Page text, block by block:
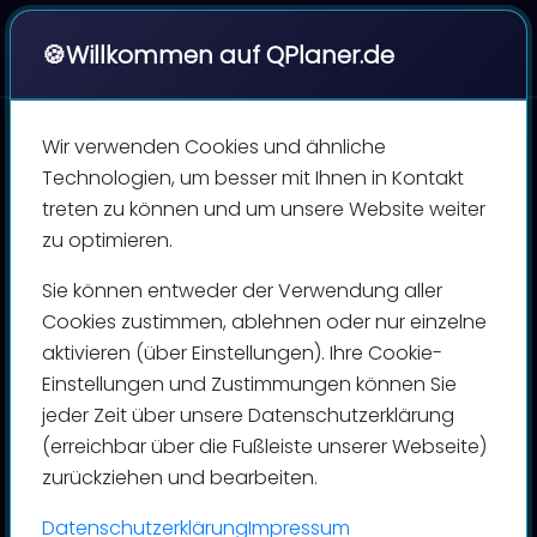
|QPlaner
QPlaner - Newsletter
Personaleinsatzplanung,
Produktionsplanung,
Maschinenoptimierung, Terminbuchung,
Arbeitsplanung und Zeitwirtschaft.
Jetzt Newsletter abonnieren!
🍪Willkommen auf QPlaner.de
Wir verwenden Cookies und ähnliche
Technologien, um besser mit Ihnen in Kontakt
treten zu können und um unsere Website weiter
zu optimieren.
Sie können entweder der Verwendung aller
Cookies zustimmen, ablehnen oder nur einzelne
aktivieren (über Einstellungen). Ihre Cookie-
Einstellungen und Zustimmungen können Sie
jeder Zeit über unsere Datenschutzerklärung
(erreichbar über die Fußleiste unserer Webseite)
zurückziehen und bearbeiten.
DatenschutzerklärungImpressum